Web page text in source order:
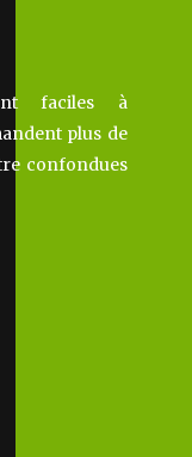
faciles à
plus de
confondues